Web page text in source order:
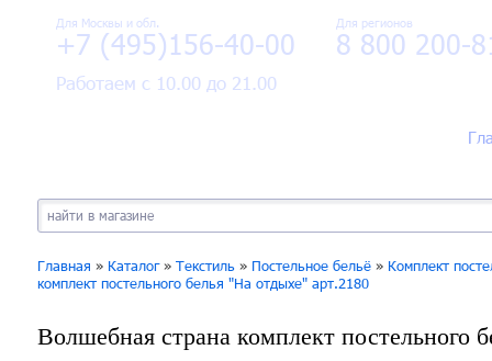
Для Москвы и обл.
+7 (495)156-40-00
Для регионов
8 800 200-
Работаем с 10.00 до 21.00
Главная » Каталог» Текстиль» Постельное бельё» Комплект
комплект постельного белья "На отдыхе" арт.2180
Волшебная страна комплект постельного